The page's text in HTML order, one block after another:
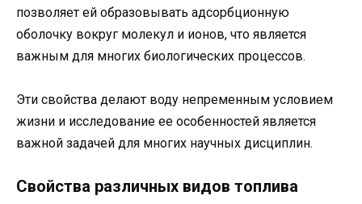
позволяет ей образовывать адсорбционную
оболочку вокруг молекул и ионов, что является
важным для многих биологических процессов.
Эти свойства делают воду непременным условием
жизни и исследование ее особенностей является
важной задачей для многих научных дисциплин.
Свойства различных видов топлива